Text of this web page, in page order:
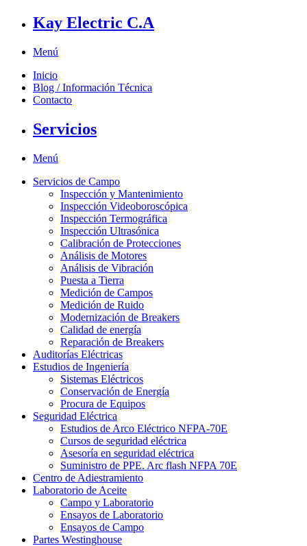
Kay Electric C.A
Menú
Inicio
Blog / Información Técnica
Contacto
Servicios
Menú
Servicios de Campo
Inspección y Mantenimiento
Inspección Videoboroscópica
Inspección Termográfica
Inspección Ultrasónica
Calibración de Protecciones
Análisis de Motores
Análisis de Vibración
Puesta a Tierra
Medición de Campos
Medición de Ruido
Modernización de Breakers
Calidad de energía
Reparación de Breakers
Auditorías Eléctricas
Estudios de Ingeniería
Sistemas Eléctricos
Conservación de Energía
Procura de Equipos
Seguridad Eléctrica
Estudios de Arco Eléctrico NFPA-70E
Cursos de seguridad eléctrica
Asesoría en seguridad eléctrica
Suministro de PPE. Arc flash NFPA 70E
Centro de Adiestramiento
Laboratorio de Aceite
Campo y Laboratorio
Ensayos de Laboratorio
Ensayos de Campo
Partes Westinghouse